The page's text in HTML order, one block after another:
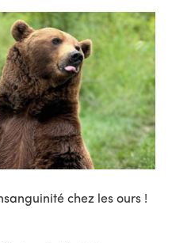
chez les ours !